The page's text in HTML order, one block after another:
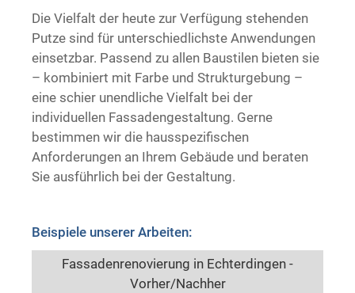
Die Vielfalt der heute zur Verfügung stehenden
Putze sind für unterschiedlichste Anwendungen
einsetzbar. Passend zu allen Baustilen bieten sie
– kombiniert mit Farbe und Strukturgebung –
eine schier unendliche Vielfalt bei der
individuellen Fassadengestaltung. Gerne
bestimmen wir die hausspezifischen
Anforderungen an Ihrem Gebäude und beraten
Sie ausführlich bei der Gestaltung.
Beispiele unserer Arbeiten:
Fassadenrenovierung in Echterdingen -
Vorher/Nachher